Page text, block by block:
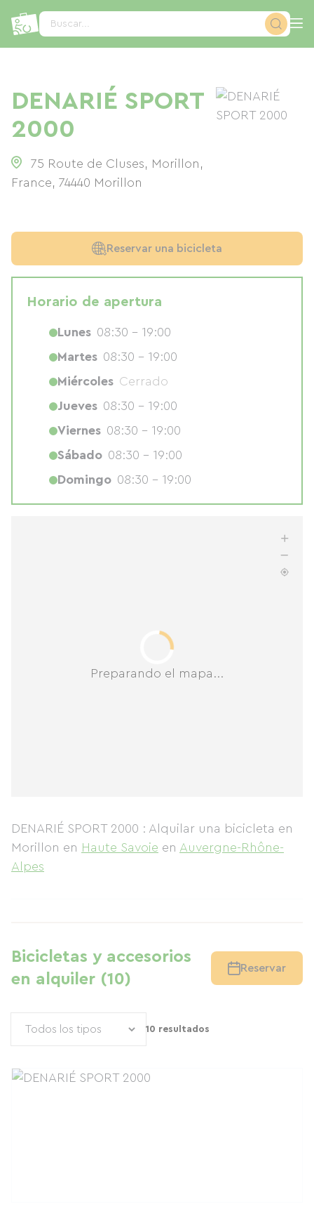
Buscar...
DENARIÉ SPORT
2000
75 Route de Cluses, Morillon,
France, 74440 Morillon
Preparando el mapa...
DENARIÉ SPORT 2000 : Alquilar una bicicleta en
Morillon en Haute Savoie en Auvergne-Rhône-
Alpes
Bicicletas y accesorios
en alquiler (10)
Reservar
10 resultados
Reservar una bicicleta
Horario de apertura
Lunes 08:30 - 19:00
Martes 08:30 - 19:00
Miércoles Cerrado
Jueves 08:30 - 19:00
Viernes 08:30 - 19:00
Sábado 08:30 - 19:00
Domingo 08:30 - 19:00
Panel de gestión de cookies